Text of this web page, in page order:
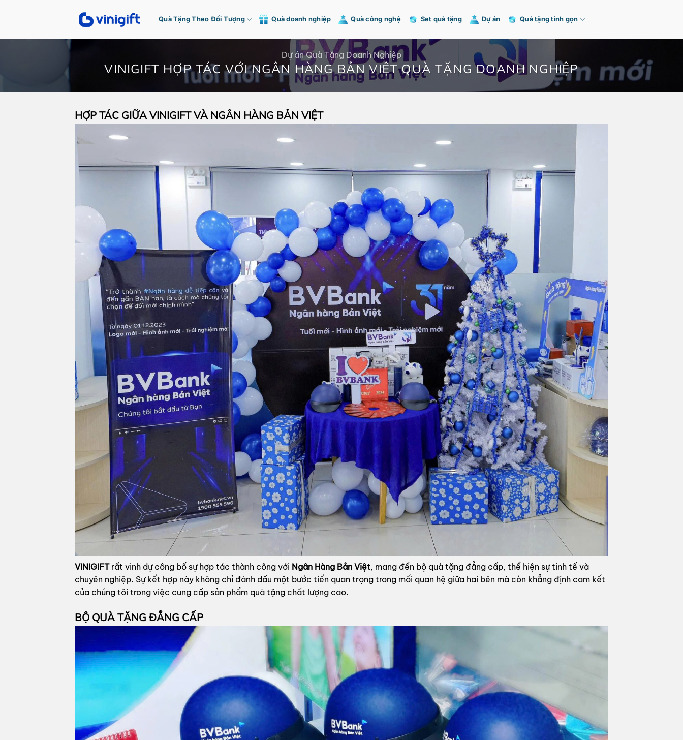
Quà Tặng Theo Đối Tượng Quà doanh nghiệp Quà công nghệ Set quà tặng Dự án Quà tặng tinh gọn
Dự án Quà Tặng Doanh Nghiệp
VINIGIFT HỢP TÁC VỚI NGÂN HÀNG BẢN VIỆT QUÀ TẶNG DOANH NGHIỆP
HỢP TÁC GIỮA VINIGIFT VÀ NGÂN HÀNG BẢN VIỆT
VINIGIFTrất vinh dự công bố sự hợp tác thành công với Ngân Hàng Bản Việt, mang đến bộ quà tặng đẳng cấp, thể hiện sự tinh tế và
chuyên nghiệp. Sự kết hợp này không chỉ đánh dấu một bước tiến quan trọng trong mối quan hệ giữa hai bên mà còn khẳng định cam kết
của chúng tôi trong việc cung cấp sản phẩm quà tặng chất lượng cao.
BỘ QUÀ TẶNG ĐẲNG CẤP